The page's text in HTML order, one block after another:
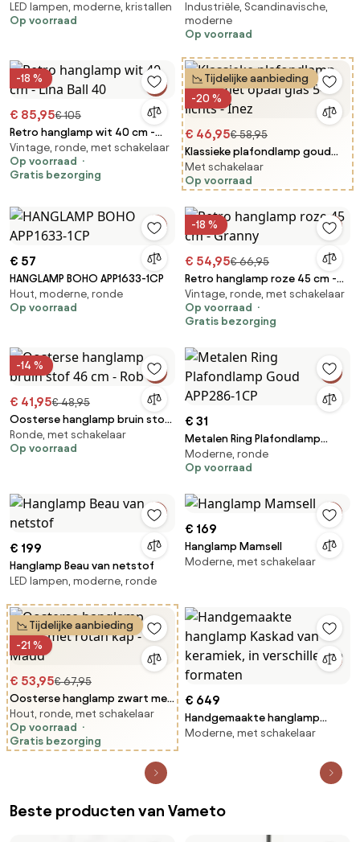
1CP Złota
LED lampen, moderne, kristallen
Op voorraad
bollen APP561-13CP
Industriële, Scandinavische,
moderne
Op voorraad
-18 %
€ 85,95€ 105
Retro hanglamp wit 40 cm -
Lina Ball 40
Vintage, ronde, met schakelaar
Op voorraad
Gratis bezorging
Tijdelijke aanbieding
-20 %
€ 46,95€ 58,95
Klassieke plafondlamp goud
met opaal glas 5-lichts - Inez
Met schakelaar
Op voorraad
€ 57
HANGLAMP BOHO APP1633-1CP
Hout, moderne, ronde
Op voorraad
-18 %
€ 54,95€ 66,95
Retro hanglamp roze 45 cm -
Granny
Vintage, ronde, met schakelaar
Op voorraad
Gratis bezorging
-14 %
€ 41,95€ 48,95
Oosterse hanglamp bruin stof
46 cm - Rob
Ronde, met schakelaar
Op voorraad
€ 31
Metalen Ring Plafondlamp
Goud APP286-1CP
Moderne, ronde
Op voorraad
€ 199
Hanglamp Beau van netstof
LED lampen, moderne, ronde
€ 169
Hanglamp Mamsell
Moderne, met schakelaar
Tijdelijke aanbieding
-21 %
€ 53,95€ 67,95
Oosterse hanglamp zwart met
rotan kap - Maud
Hout, ronde, met schakelaar
Op voorraad
Gratis bezorging
€ 649
Handgemaakte hanglamp
Kaskad van keramiek, in
Moderne, met schakelaar
Beste producten van Vameto